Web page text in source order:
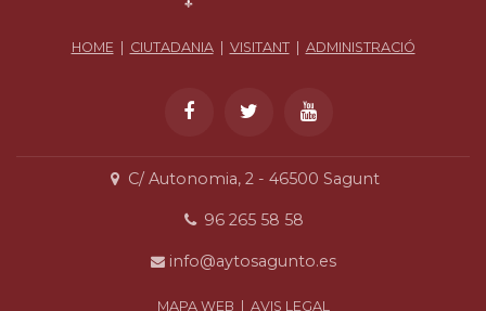
HOME CIUTADANIA| VISITANT| ADMINISTRACIÓ
C/ Autonomia, 2 - 46500 Sagunt
96 265 58 58
info@aytosagunto.es
MAPA WEB AVIS LEGAL